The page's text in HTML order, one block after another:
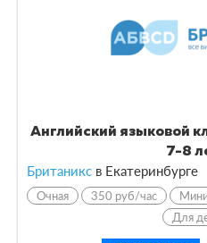
Английский языковой
7-8
Британикс в Екатеринбурге
Очная 350 руб/час
Для